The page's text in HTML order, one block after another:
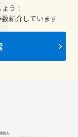
う！
紹介しています